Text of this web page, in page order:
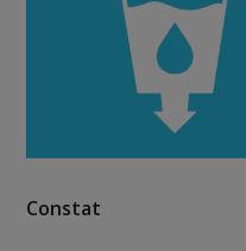
Constat